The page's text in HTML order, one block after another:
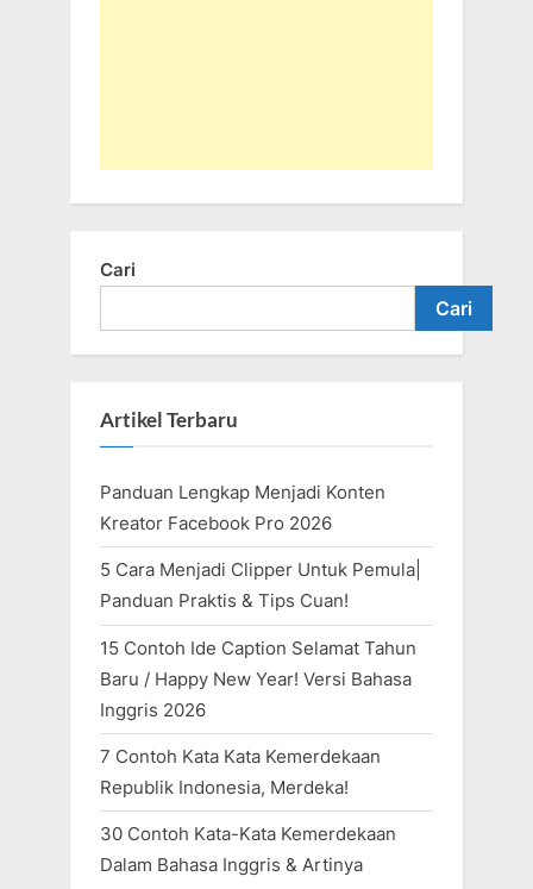
Cari
Cari
Artikel Terbaru
Panduan Lengkap Menjadi Konten
Kreator Facebook Pro 2026
5 Cara Menjadi Clipper Untuk Pemula|
Panduan Praktis & Tips Cuan!
15 Contoh Ide Caption Selamat Tahun
Baru / Happy New Year! Versi Bahasa
Inggris 2026
7 Contoh Kata Kata Kemerdekaan
Republik Indonesia, Merdeka!
30 Contoh Kata-Kata Kemerdekaan
Dalam Bahasa Inggris & Artinya